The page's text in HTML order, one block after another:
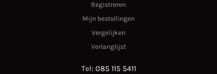
Registreren
Mijn bestellingen
Vergelijken
Verlanglijst
Tel: 085 115 5411